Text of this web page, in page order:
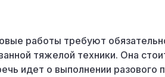
работы требуют
тяжелой техники. Она
идет о выполнении разового